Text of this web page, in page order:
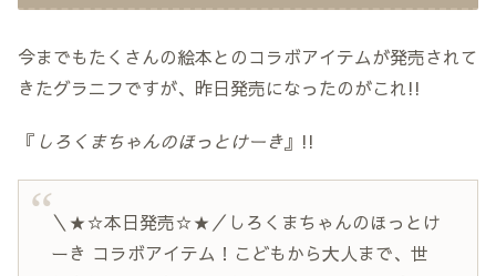
今までもたくさんの絵本とのコラボアイテムが発売されて
きたグラニフですが、昨日発売になったのがこれ!!
『 しろくまちゃんのほっとけーき』!!
＼★☆本日発売☆★／しろくまちゃんのほっとけ
ーき コラボアイテム！こどもから大人まで、世